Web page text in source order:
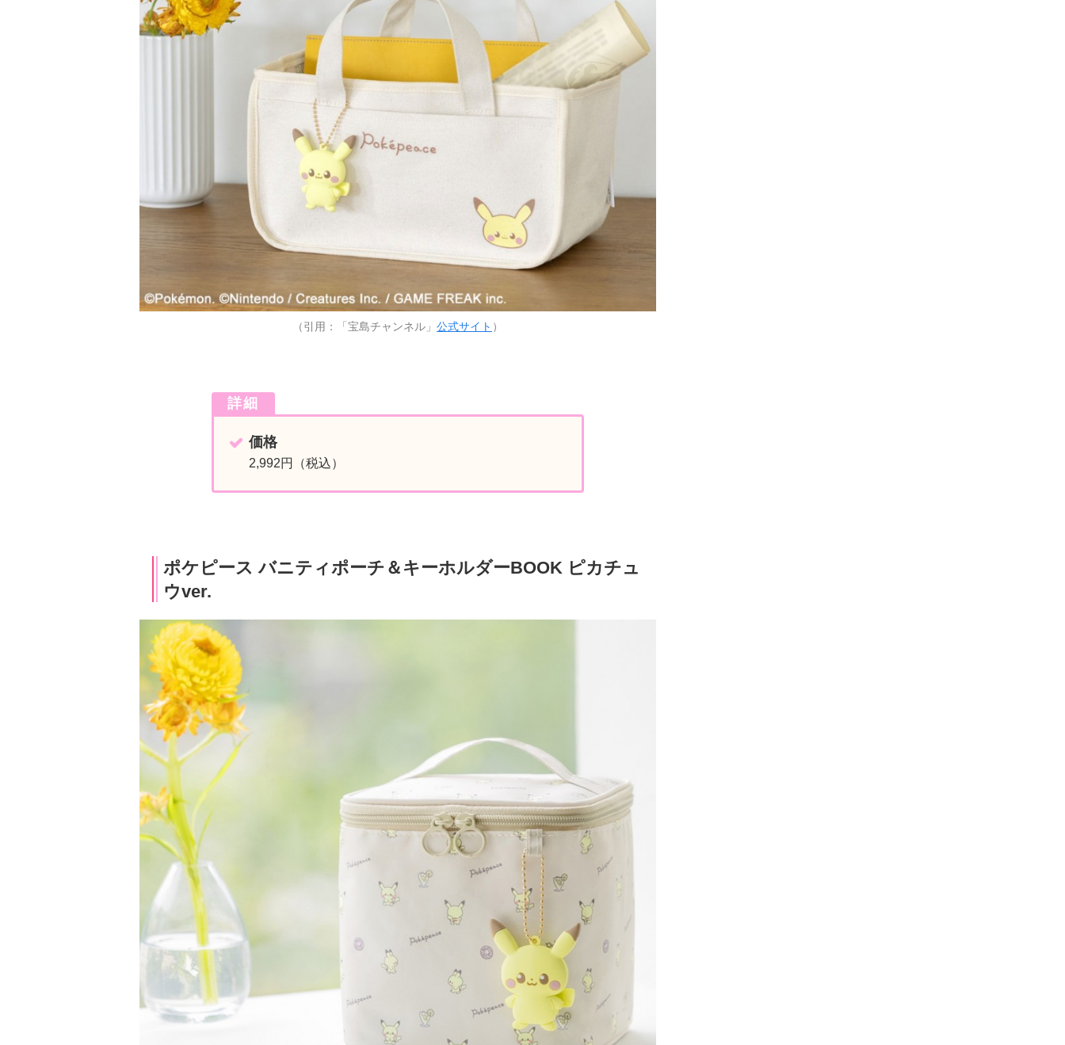
（引用：「宝島チャンネル」 公式サイト ）
詳細
価格
2,992円（税込）
ポケピース バニティポーチ＆キーホルダーBOOK ピカチュ
ウver.